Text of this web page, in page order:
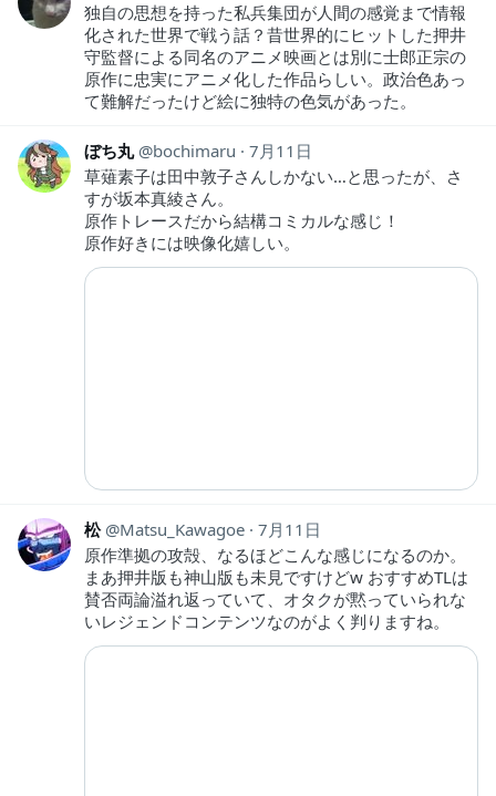
独自の思想を持った私兵集団が人間の感覚まで情報
化された世界で戦う話？昔世界的にヒットした押井
守監督による同名のアニメ映画とは別に士郎正宗の
原作に忠実にアニメ化した作品らしい。政治色あっ
て難解だったけど絵に独特の色気があった。
ぼち丸 bochimaru
7月11日
草薙素子は田中敦子さんしかない…と思ったが、さ
すが坂本真綾さん。
原作トレースだから結構コミカルな感じ！
原作好きには映像化嬉しい。
松 Matsu_Kawagoe 7月11日
原作準拠の攻殻、なるほどこんな感じになるのか。
まあ押井版も神山版も未見ですけどw おすすめTLは
賛否両論溢れ返っていて、オタクが黙っていられな
いレジェンドコンテンツなのがよく判りますね。